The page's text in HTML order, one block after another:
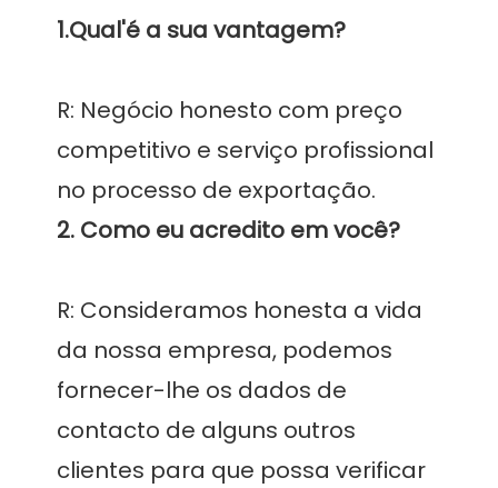
R: Negócio honesto com preço
competitivo e serviço profissional
R: Consideramos honesta a vida
da nossa empresa, podemos
fornecer-lhe os dados de
contacto de alguns outros
clientes para que possa verificar